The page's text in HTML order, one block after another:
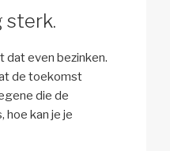
sterk.
dat even bezinken.
de toekomst
die de
hoe kan je je